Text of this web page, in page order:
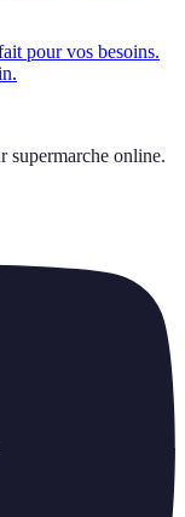
pour vos besoins.
supermarche online.